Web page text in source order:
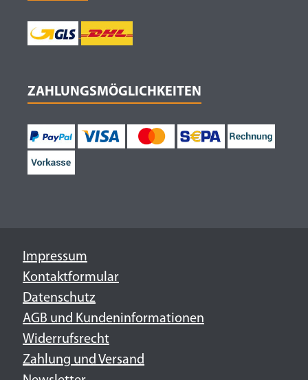
ZAHLUNGSMÖGLICHKEITEN
Impressum
Kontaktformular
Datenschutz
AGB und Kundeninformationen
Widerrufsrecht
Zahlung und Versand